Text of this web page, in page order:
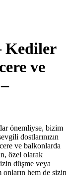
Kediler
ve
önemliyse, bizim
dostlarınızın
ve balkonlarda
özel olarak
düşme veya
hem de sizin